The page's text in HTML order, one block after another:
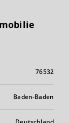
76532
Baden-Baden